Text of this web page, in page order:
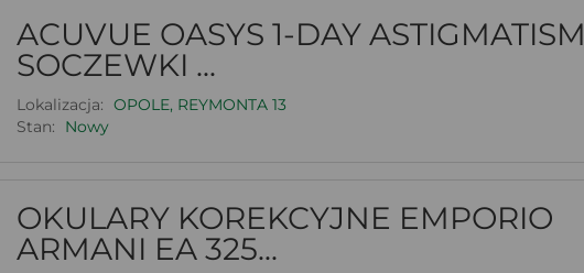
ACUVUE OASYS 1-DAY ASTIGMATISM
SOCZEWKI ...
Lokalizacja: OPOLE, REYMONTA 13
Stan:
Nowy
OKULARY KOREKCYJNE EMPORIO
ARMANI EA 325...